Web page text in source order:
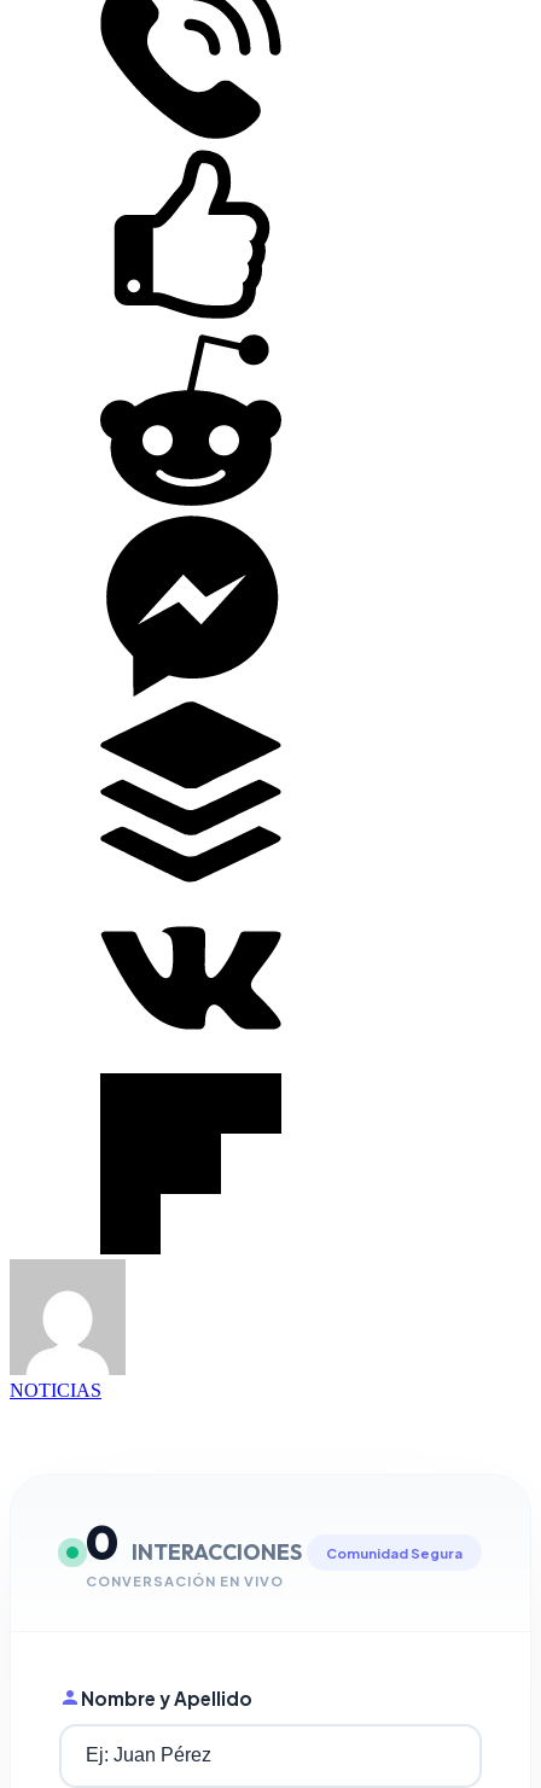
NOTICIAS
0 INTERACCIONES
CONVERSACIÓN EN VIVO
Comunidad Segura
Nombre y Apellido